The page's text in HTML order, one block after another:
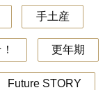
手土産
更年期
Future STORY